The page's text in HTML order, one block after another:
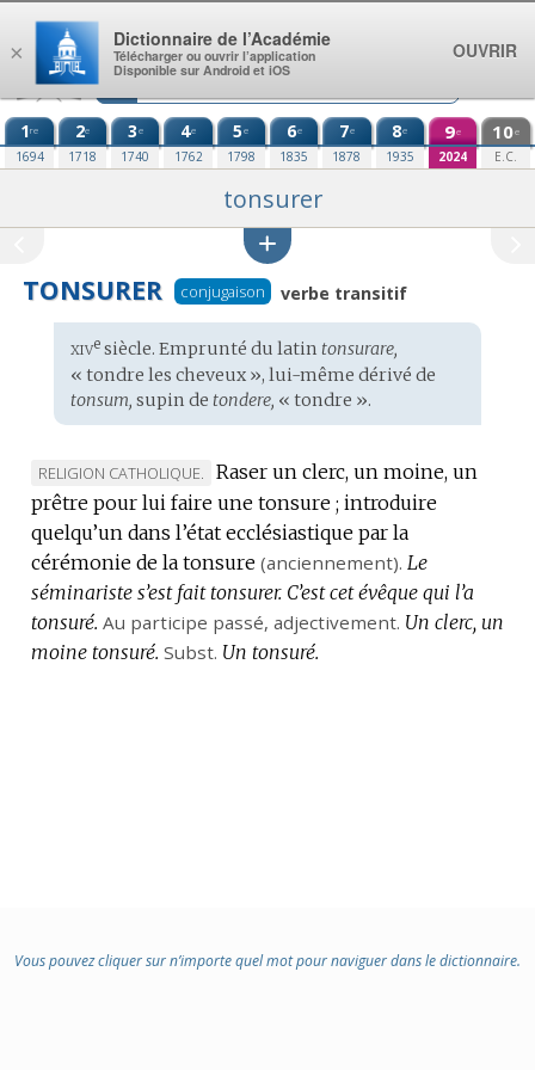
Aller au contenu
1re
1694
2e
1718
3e
1740
4e
1762
5e
1798
6e
1835
7e
1878
8e
1935
9e
2024
10e
E.C.
tonsurer
TONSURER conjugaison verbe transitif
Étymologie
:
xivesiècle. Emprunté du latin tonsurare,
« tondre les cheveux », lui-même dérivé de
tonsum, supin de tondere, « tondre ».
MARQUE
DE
DOMAINE
:
RELIGION CATHOLIQUE.
Raser un clerc, un moine, un
prêtre pour lui faire une tonsure ; introduire
quelqu’un dans l’état ecclésiastique par la
cérémonie de la tonsure (anciennement). Le
séminariste s’est fait tonsurer. C’est cet évêque qui l’a
tonsuré. Au participe passé, adjectivement. Un clerc, un
moine tonsuré. Subst. Un tonsuré.
Vous pouvez cliquer sur n’importe quel mot pour naviguer dans le dictionnaire.
×
Dictionnaire de l’Académie
Télécharger ou ouvrir l’application
Disponible sur Android et iOS
OUVRIR